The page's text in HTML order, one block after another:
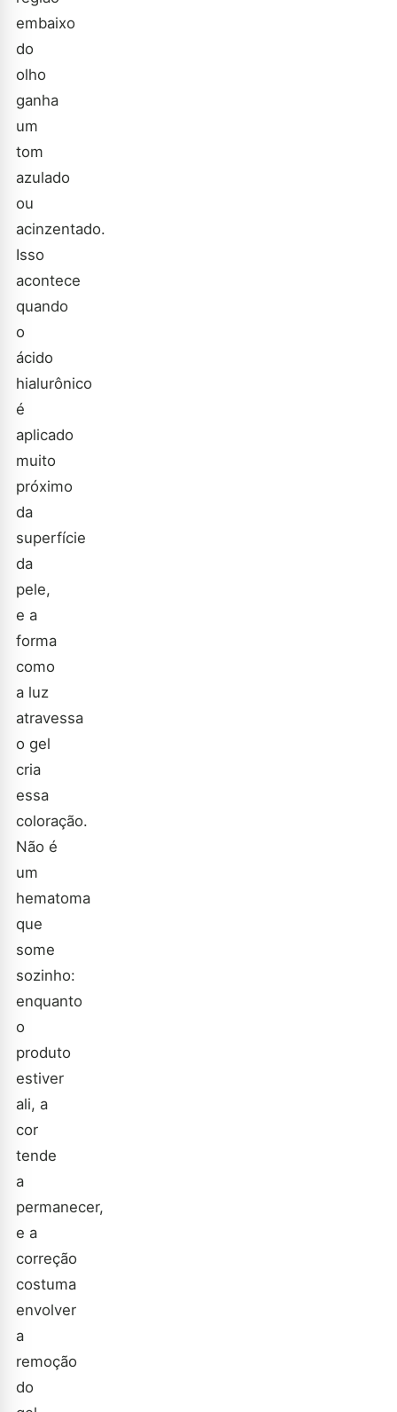
embaixo
do
olho
ganha
um
tom
azulado
ou
acinzentado.
Isso
acontece
quando
o
ácido
hialurônico
é
aplicado
muito
próximo
da
superfície
da
pele,
e a
forma
como
a luz
atravessa
o gel
cria
essa
coloração.
Não é
um
hematoma
que
some
sozinho:
enquanto
o
produto
estiver
ali, a
cor
tende
a
permanecer,
e a
correção
costuma
envolver
a
remoção
do